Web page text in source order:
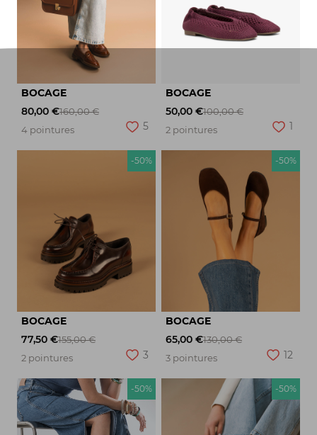
BOCAGE
80,00 €160,00 €
4 pointures
5
BOCAGE
50,00 €100,00 €
2 pointures
1
-50%
BOCAGE
77,50 €155,00 €
2 pointures
3
-50%
BOCAGE
65,00 €130,00 €
3 pointures
12
-50% -50%